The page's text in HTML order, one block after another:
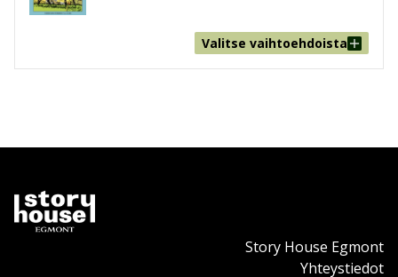
Valitse vaihtoehdoista
Story House Egmont
Yhteystiedot